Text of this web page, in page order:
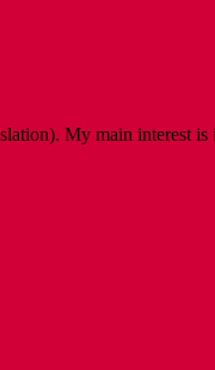
My main interest is